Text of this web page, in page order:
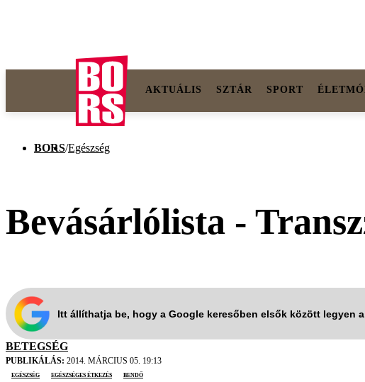
AKTUÁLIS SZTÁR SPORT
BORS/Egészség
Bevásárlólista -
Itt állíthatja be, hogy a Google keresőben elsők között legyen
BETEGSÉG
PUBLIKÁLÁS: 2014. MÁRCIUS 05. 19:13
egészség
egészséges étkezés Bendő